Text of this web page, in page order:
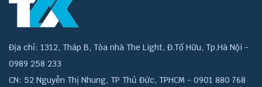
Địa chỉ: 1312, Tháp B, Tòa nhà The Light, Đ.Tố Hữu, Tp.Hà Nội -
0989 258 233
CN: 52 Nguyễn Thị Nhung, TP Thủ Đức, TPHCM - 0901 880 768